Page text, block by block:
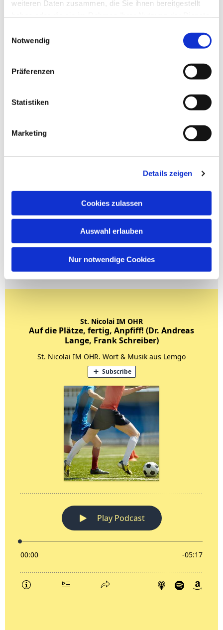
weiteren Daten zusammen, die Sie ihnen bereitgestellt
Notwendig
Präferenzen
Statistiken
Marketing
Details zeigen
Cookies zulassen
Auswahl erlauben
Nur notwendige Cookies
Dies könnte Sie auch
interessieren